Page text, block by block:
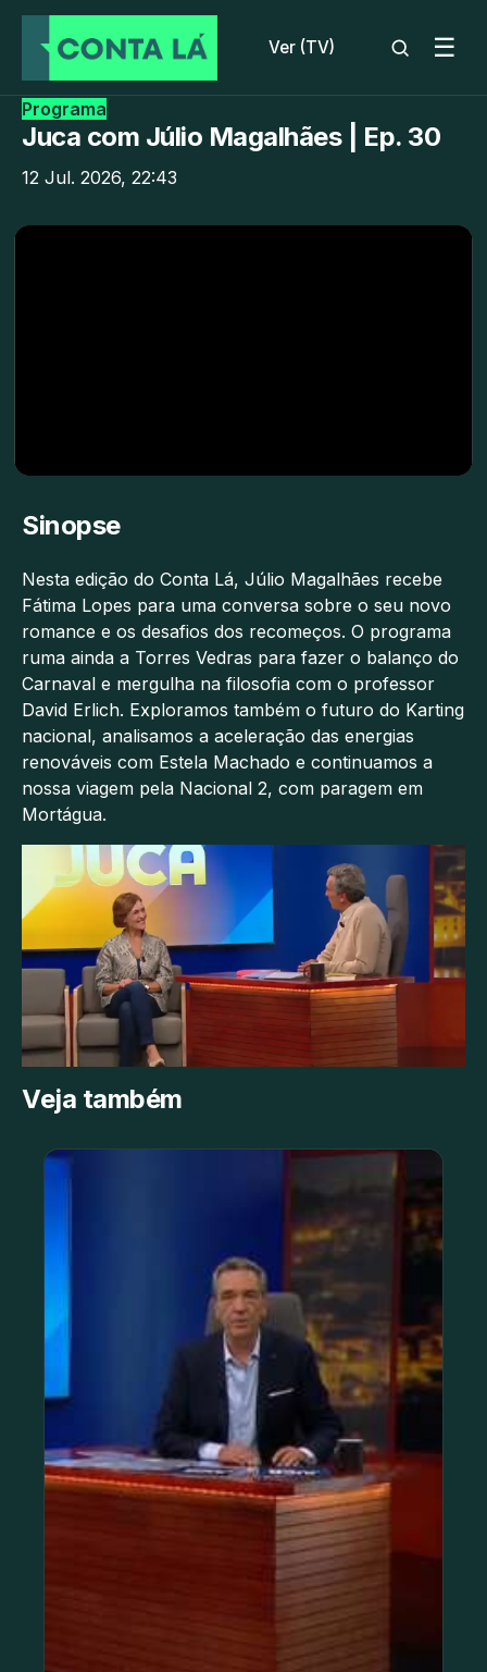
Ver (TV) ☰
Programa
Juca com Júlio Magalhães | Ep. 30
12 Jul. 2026, 22:43
Sinopse
Nesta edição do Conta Lá, Júlio Magalhães recebe
Fátima Lopes para uma conversa sobre o seu novo
romance e os desafios dos recomeços. O programa
ruma ainda a Torres Vedras para fazer o balanço do
Carnaval e mergulha na filosofia com o professor
David Erlich. Exploramos também o futuro do Karting
nacional, analisamos a aceleração das energias
renováveis com Estela Machado e continuamos a
nossa viagem pela Nacional 2, com paragem em
Mortágua.
Veja também